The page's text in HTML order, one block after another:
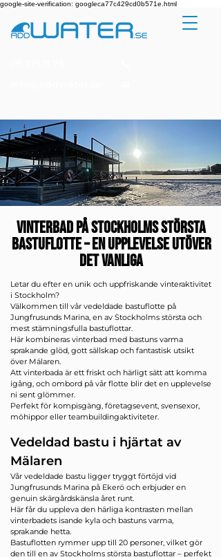
google-site-verification: googleca77c429cd0b571e.html
Vinterbad på Stockholms största
bastuflotte – en upplevelse utöver
det vanliga
Letar du efter en unik och uppfriskande vinteraktivitet
i Stockholm?
Välkommen till vår vedeldade bastuflotte på
Jungfrusunds Marina, en av Stockholms största och
mest stämningsfulla bastuflottar.
Här kombineras vinterbad med bastuns varma
sprakande glöd, gott sällskap och fantastisk utsikt
över Mälaren.
Att vinterbada är ett friskt och härligt sätt att komma
igång, och ombord på vår flotte blir det en upplevelse
ni sent glömmer.
Perfekt för kompisgäng, företagsevent, svensexor,
möhippor eller teambuildingaktiviteter.
Vedeldad bastu i hjärtat av
Mälaren
Vår vedeldade bastu ligger tryggt förtöjd vid
Jungfrusunds Marina på Ekerö och erbjuder en
genuin skärgårdskänsla året runt.
Här får du uppleva den härliga kontrasten mellan
vinterbadets isande kyla och bastuns varma,
sprakande hetta.
Bastuflotten rymmer upp till 20 personer, vilket gör
den till en av Stockholms största bastuflottar – perfekt